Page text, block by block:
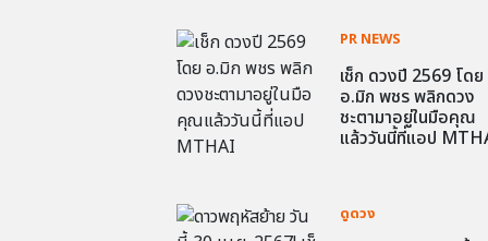
PR NEWS
เช็ก ดวงปี 2569 โดย
อ.มิก พชร พลิกดวง
ชะตามาอยู่ในมือคุณ
แล้ววันนี้ที่แอป
ดูดวง